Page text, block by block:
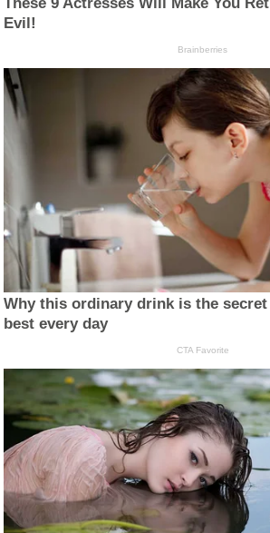
Evil!
Brainberries
Why this ordinary drink is the
best every day
CTA Favorite